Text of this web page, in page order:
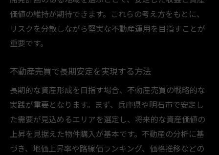
価値の維持が期待できます。これらの考え方をもとに、
リスクを分散しながら堅実な不動産運用を目指すことが
重要です。
不動産売買で長期安定を実現する方法
長期的な資産形成を目指す場合、不動産売買の戦略的な
実践が重要となります。まず、兵庫県や明石市で安定し
た需要が見込めるエリアを選定し、将来的な資産価値の
上昇を見据えた物件購入が基本です。不動産の分析に基
づき、地価上昇率や路線価ランキング、価格推移などの